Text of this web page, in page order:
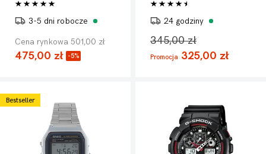
3-5 dni robocze
Cena rynkowa 501,00 zł
475,00 zł -5%
24 godziny
345,00 zł
Promocja 325,00 zł
Bestseller